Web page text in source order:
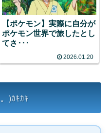
【ポケモン】実際に自分が
ポケモン世界で旅したとし
てさ･･･
2026.01.20
)ｶｷｶｷ